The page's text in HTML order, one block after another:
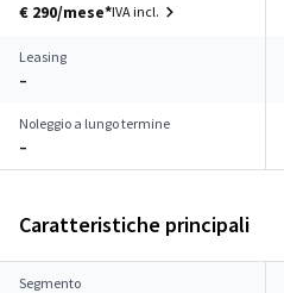
€ 290/mese*IVA incl.
Leasing
–
Noleggio a lungo termine
–
Caratteristiche principali
Segmento